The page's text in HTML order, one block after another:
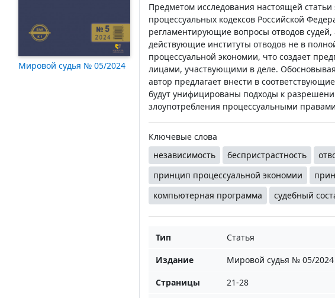
Мировой судья № 05/2024
Предметом исследования настоящей
процессуальных кодексов Российской
регламентирующие вопросы отводов
действующие институты отводов не в
процессуальной экономии, что создает
лицами, участвующими в деле.
автор предлагает внести в
будут унифицированы подходы к
злоупотребления процессуальными
Ключевые слова
независимость
беспристрастность
принцип процессуальной экономии
компьютерная программа
судебный
Тип
Статья
Издание
Мировой судья № 05/2024
Страницы
21-28